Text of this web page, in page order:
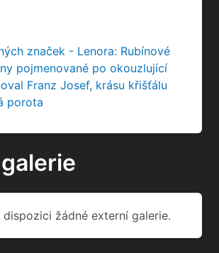
značek - Lenora: Rubínové
pojmenované po okouzlující
Franz Josef, krásu křišťálu
porota
dispozici žádné externí galerie.